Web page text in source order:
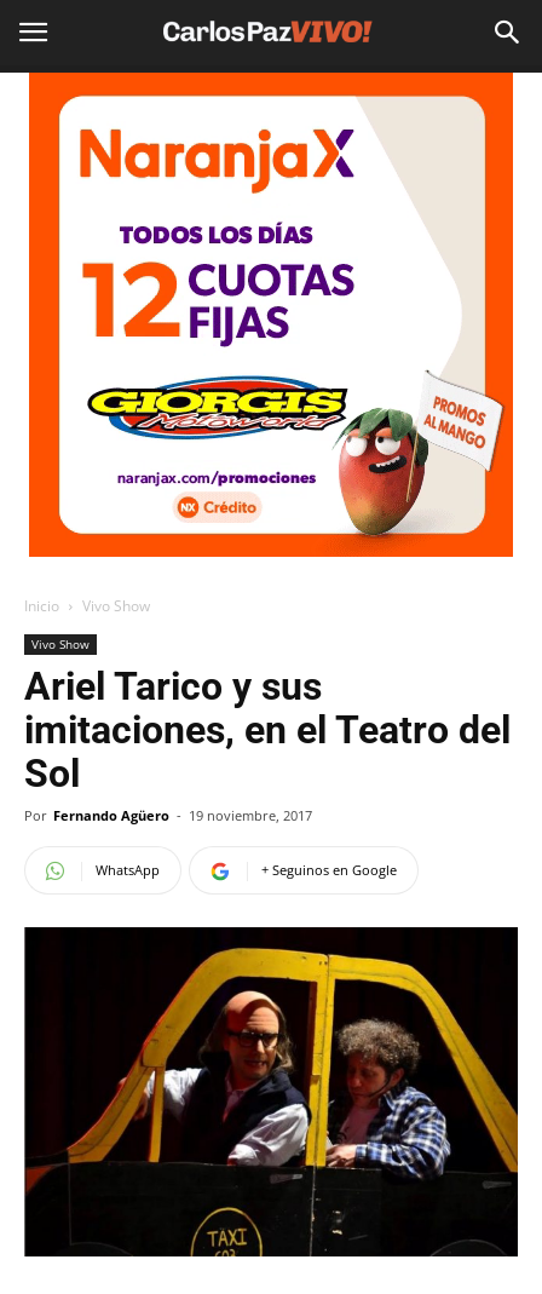
Inicio Vivo Show
Vivo Show
Ariel Tarico y sus
imitaciones, en el Teatro del
Sol
Por Fernando Agüero - 19 noviembre, 2017
WhatsApp + Seguinos en Google